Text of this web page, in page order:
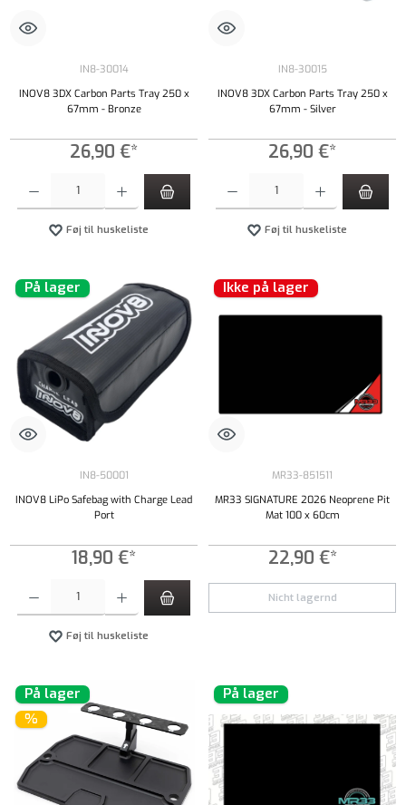
IN8-30014
INOV8 3DX Carbon Parts Tray 250 x
67mm - Bronze
26,90 €*
Føj til huskeliste
IN8-30015
INOV8 3DX Carbon Parts Tray 250 x
67mm - Silver
26,90 €*
Føj til huskeliste
På lager
IN8-50001
INOV8 LiPo Safebag with Charge Lead
Port
18,90 €*
Produktmængde: Indtast det ønskede beløb, eller brug knapperne til at øge eller formindske
Føj til huskeliste
Ikke på lager
MR33-851511
MR33 SIGNATURE 2026 Neoprene Pit
Mat 100 x 60cm
22,90 €*
Nicht lagernd
På lager
%
På lager